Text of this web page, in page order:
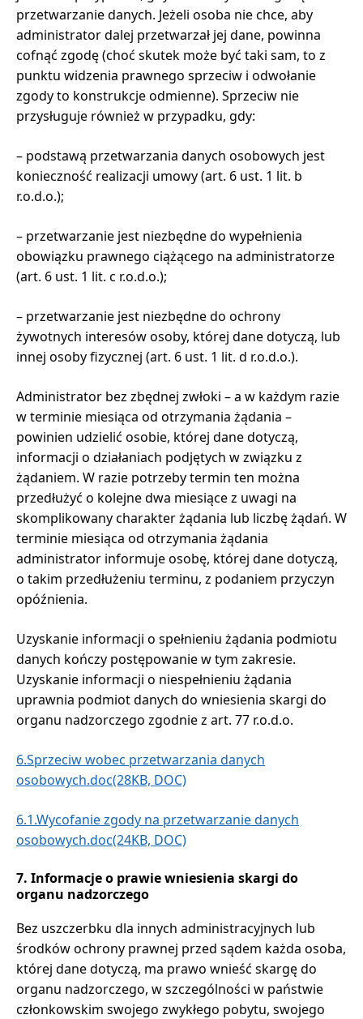
przetwarzanie danych. Jeżeli osoba nie chce, aby
administrator dalej przetwarzał jej dane, powinna
cofnąć zgodę (choć skutek może być taki sam, to z
punktu widzenia prawnego sprzeciw i odwołanie
zgody to konstrukcje odmienne). Sprzeciw nie
przysługuje również w przypadku, gdy:
– podstawą przetwarzania danych osobowych jest
konieczność realizacji umowy (art. 6 ust. 1 lit. b
r.o.d.o.);
– przetwarzanie jest niezbędne do wypełnienia
obowiązku prawnego ciążącego na administratorze
(art. 6 ust. 1 lit. c r.o.d.o.);
– przetwarzanie jest niezbędne do ochrony
żywotnych interesów osoby, której dane dotyczą, lub
innej osoby fizycznej (art. 6 ust. 1 lit. d r.o.d.o.).
Administrator bez zbędnej zwłoki – a w każdym razie
w terminie miesiąca od otrzymania żądania –
powinien udzielić osobie, której dane dotyczą,
informacji o działaniach podjętych w związku z
żądaniem. W razie potrzeby termin ten można
przedłużyć o kolejne dwa miesiące z uwagi na
skomplikowany charakter żądania lub liczbę żądań. W
terminie miesiąca od otrzymania żądania
administrator informuje osobę, której dane dotyczą,
o takim przedłużeniu terminu, z podaniem przyczyn
opóźnienia.
Uzyskanie informacji o spełnieniu żądania podmiotu
danych kończy postępowanie w tym zakresie.
Uzyskanie informacji o niespełnieniu żądania
uprawnia podmiot danych do wniesienia skargi do
organu nadzorczego zgodnie z art. 77 r.o.d.o.
6.Sprzeciw wobec przetwarzania danych
osobowych.doc(28KB, DOC)
6.1.Wycofanie zgody na przetwarzanie danych
osobowych.doc(24KB, DOC)
7. Informacje o prawie wniesienia skargi do
organu nadzorczego
Bez uszczerbku dla innych administracyjnych lub
środków ochrony prawnej przed sądem każda osoba,
której dane dotyczą, ma prawo wnieść skargę do
organu nadzorczego, w szczególności w państwie
członkowskim swojego zwykłego pobytu, swojego